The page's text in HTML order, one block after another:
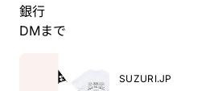
銀行
DMまで
SUZURI.JP